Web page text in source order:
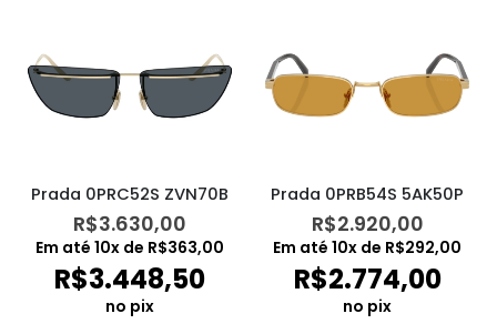
Prada 0PRC52S ZVN70B
R$3.630,00
Em até 10x de R$363,00
R$3.448,50
no pix
Prada 0PRB54S 5AK50P
R$2.920,00
Em até 10x de R$292,00
R$2.774,00
no pix